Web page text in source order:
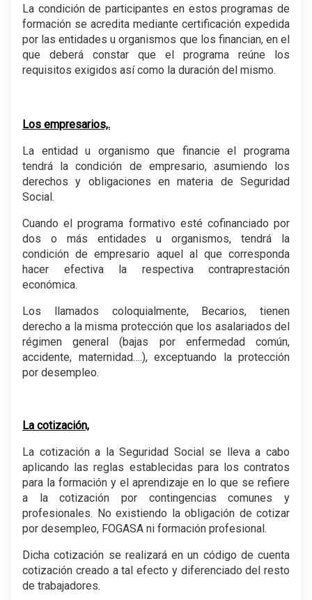
La condición de participantes en estos programas de
formación se acredita mediante certificación expedida
por las entidades u organismos que los financian, en el
que deberá constar que el programa reúne los
requisitos exigidos así como la duración del mismo.
Los empresarios,.
La entidad u organismo que financie el programa
tendrá la condición de empresario, asumiendo los
derechos y obligaciones en materia de Seguridad
Social.
Cuando el programa formativo esté cofinanciado por
dos o más entidades u organismos, tendrá la
condición de empresario aquel al que corresponda
hacer efectiva la respectiva contraprestación
económica.
Los llamados coloquialmente, Becarios, tienen
derecho a la misma protección que los asalariados del
régimen general (bajas por enfermedad común,
accidente, maternidad….), exceptuando la protección
por desempleo.
La cotización,
La cotización a la Seguridad Social se lleva a cabo
aplicando las reglas establecidas para los contratos
para la formación y el aprendizaje en lo que se refiere
a la cotización por contingencias comunes y
profesionales. No existiendo la obligación de cotizar
por desempleo, FOGASA ni formación profesional.
Dicha cotización se realizará en un código de cuenta
cotización creado a tal efecto y diferenciado del resto
de trabajadores.